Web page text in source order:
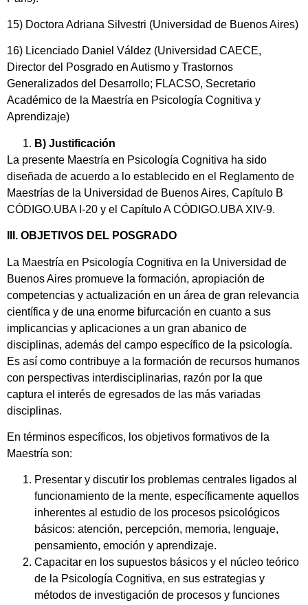
15) Doctora Adriana Silvestri (Universidad de Buenos Aires)
16) Licenciado Daniel Váldez (Universidad CAECE,
Director del Posgrado en Autismo y Trastornos
Generalizados del Desarrollo; FLACSO, Secretario
Académico de la Maestría en Psicología Cognitiva y
Aprendizaje)
B) Justificación
La presente Maestría en Psicología Cognitiva ha sido
diseñada de acuerdo a lo establecido en el Reglamento de
Maestrías de la Universidad de Buenos Aires, Capítulo B
CÓDIGO.UBA I-20 y el Capítulo A CÓDIGO.UBA XIV-9.
III. OBJETIVOS DEL POSGRADO
La Maestría en Psicología Cognitiva en la Universidad de
Buenos Aires promueve la formación, apropiación de
competencias y actualización en un área de gran relevancia
científica y de una enorme bifurcación en cuanto a sus
implicancias y aplicaciones a un gran abanico de
disciplinas, además del campo específico de la psicología.
Es así como contribuye a la formación de recursos humanos
con perspectivas interdisciplinarias, razón por la que
captura el interés de egresados de las más variadas
disciplinas.
En términos específicos, los objetivos formativos de la
Maestría son:
Presentar y discutir los problemas centrales ligados al
funcionamiento de la mente, específicamente aquellos
inherentes al estudio de los procesos psicológicos
básicos: atención, percepción, memoria, lenguaje,
pensamiento, emoción y aprendizaje.
Capacitar en los supuestos básicos y el núcleo teórico
de la Psicología Cognitiva, en sus estrategias y
métodos de investigación de procesos y funciones